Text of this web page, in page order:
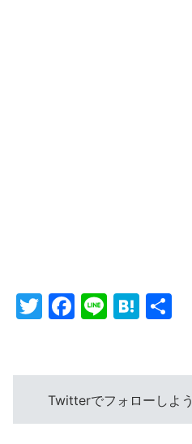
T
er
F
e
b
Li H
n
a
Twitterでフォローしよう